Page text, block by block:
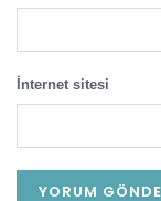
İnternet sitesi